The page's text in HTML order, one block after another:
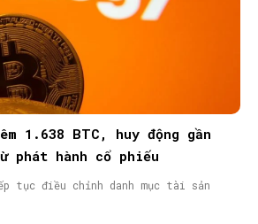
1.638 BTC, huy động gần
phát hành cổ phiếu
tục điều chỉnh danh mục tài sản